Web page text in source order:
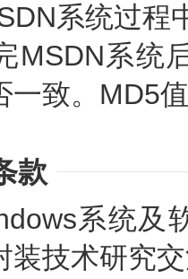
系统过程
系统后
一致。MD5
款
系统及软
装技术研究